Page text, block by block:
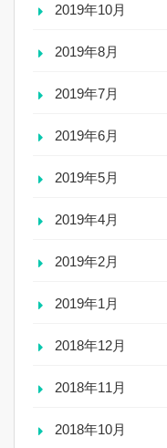
2019年10月
2019年8月
2019年7月
2019年6月
2019年5月
2019年4月
2019年2月
2019年1月
2018年12月
2018年11月
2018年10月